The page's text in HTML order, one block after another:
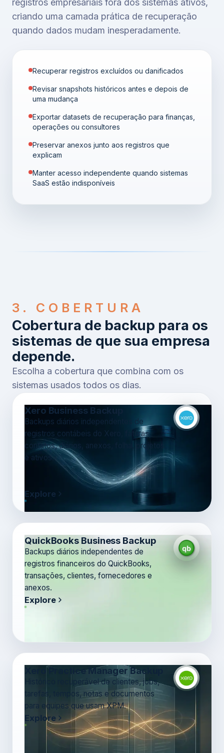
registros empresariais fora dos sistemas ativos,
criando uma camada prática de recuperação
quando dados mudam inesperadamente.
Recuperar registros excluídos ou danificados
Revisar snapshots históricos antes e depois de
uma mudança
Exportar datasets de recuperação para finanças,
operações ou consultores
Preservar anexos junto aos registros que
explicam
Manter acesso independente quando sistemas
SaaS estão indisponíveis
3. COBERTURA
Cobertura de backup para os
sistemas de que sua empresa
depende.
Escolha a cobertura que combina com os
sistemas usados todos os dias.
Xero Business Backup
Backups diários independentes de
registros contábeis do Xero, faturas,
contatos, diários, anexos, folha, projetos
e ativos.
Explore
QuickBooks Business Backup
Backups diários independentes de
registros financeiros do QuickBooks,
transações, clientes, fornecedores e
anexos.
Explore
Xero Practice Manager Backup
Histórico recuperável de clientes, jobs,
tarefas, tempos, notas e documentos
para equipes que usam XPM.
Explore